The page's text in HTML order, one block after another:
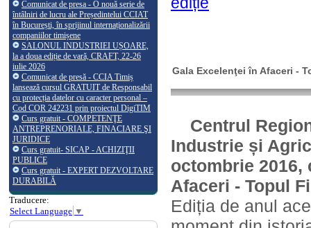
Comunicat de presa - O nouă serie de
întâlniri de lucru ale Președintelui CCIAT
în București, în sprijinul internaționalizării
companiilor timișene
SALONUL INDUSTRIEI UȘOARE,
la a doua ediție de vară, CRAFT, 22-26
iulie 2026
Comunicat de presă - CCIA Timiș
lansează cursul GRATUIT de Responsabil
cu protecția datelor cu caracter personal –
Cod COR 242231 prin proiectul DigiTIM
Curs gratuit - COMPETENŢE
ANTREPRENORIALE, FINACIARE ŞI
JURIDICE
Curs gratuit- SICAP - ACHIZIŢII
PUBLICE
Curs gratuit - EXPERT DEZVOLTARE
DURABILĂ
Traducere:
Select Language ▼
Gala Excelenţei în Afaceri -
Centrul
Industrie și
octombrie 2016,
Afaceri - Topul
Ediția de anul